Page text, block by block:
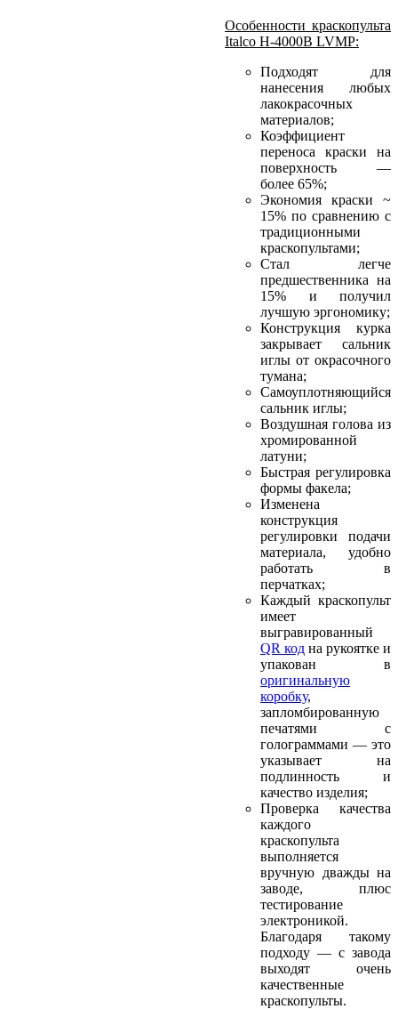
Особенности краскопульта
Italco H-4000B LVMP:
Подходят для
нанесения любых
лакокрасочных
материалов;
Коэффициент
переноса краски на
поверхность —
более 65%;
Экономия краски ~
15% по сравнению с
традиционными
краскопультами;
Стал легче
предшественника на
15% и получил
лучшую эргономику;
Конструкция курка
закрывает сальник
иглы от окрасочного
тумана;
Самоуплотняющийся
сальник иглы;
Воздушная голова из
хромированной
латуни;
Быстрая регулировка
формы факела;
Изменена
конструкция
регулировки подачи
материала, удобно
работать в
перчатках;
Каждый краскопульт
имеет
выгравированный
QR код на рукоятке и
упакован в
оригинальную
коробку,
запломбированную
печатями с
голограммами — это
указывает на
подлинность и
качество изделия;
Проверка качества
каждого
краскопульта
выполняется
вручную дважды на
заводе, плюс
тестирование
электроникой.
Благодаря такому
подходу — с завода
выходят очень
качественные
краскопульты.